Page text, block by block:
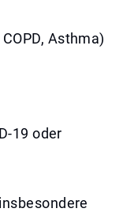
Asthma)
19 oder